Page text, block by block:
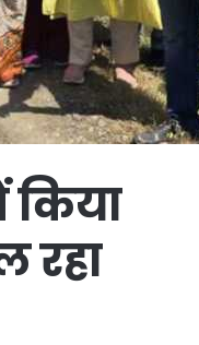
किया
रहा